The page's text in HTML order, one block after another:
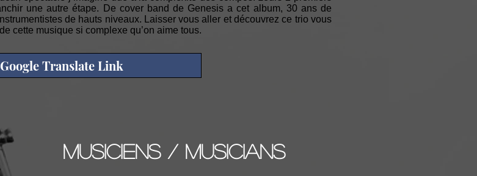
une autre étape. De cover band de Genesis a cet album, 30 ans de
de hauts niveaux. Laisser vous aller et découvrez ce trio vous
cette musique si complexe qu’on aime tous.
Google Translate Link
musiciens / musicians